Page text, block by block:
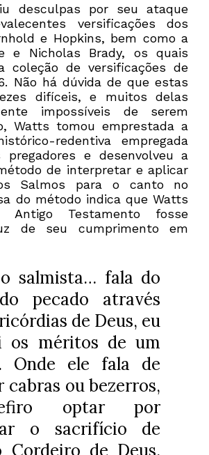
desculpas por seu ataque
versificações dos
e Hopkins, bem como a
e Nicholas Brady, os quais
coleção de versificações de
Não há dúvida de que estas
difíceis, e muitos delas
impossíveis de serem
Watts tomou emprestada a
redentiva empregada
pregadores e desenvolveu a
de interpretar e aplicar
Salmos para o canto no
do método indica que Watts
Testamento fosse
de seu cumprimento em
salmista… fala do
pecado através
de Deus, eu
os méritos de um
Onde ele fala de
cabras ou bezerros,
optar por
o sacrifício de
Cordeiro de Deus.